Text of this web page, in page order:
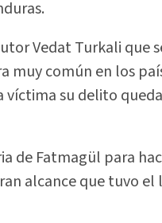
Vedat Turkali que
muy común en los
víctima su delito
de Fatmagül para
alcance que tuvo el